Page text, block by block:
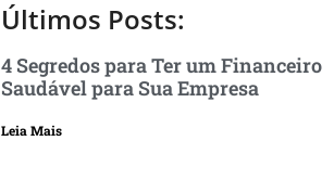
Últimos Posts:
4 Segredos para Ter um Financeiro
Saudável para Sua Empresa
Leia Mais